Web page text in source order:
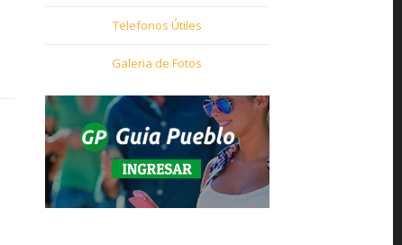
Telefonos Útiles
Galeria de Fotos